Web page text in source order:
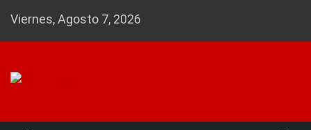
Viernes, Agosto 7, 2026